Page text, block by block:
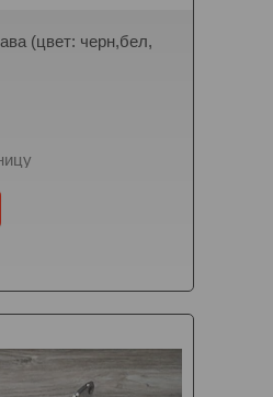
(цвет: черн,бел,